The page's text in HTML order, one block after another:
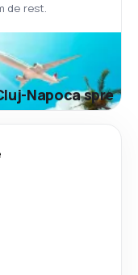
de rest.
Napoca spre